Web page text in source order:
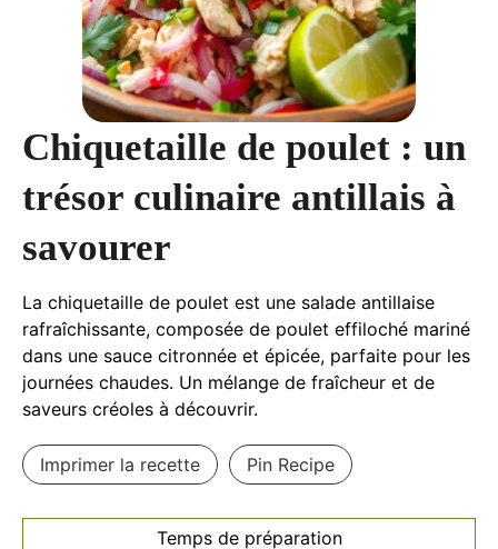
Chiquetaille de poulet : un
trésor culinaire antillais à
savourer
La chiquetaille de poulet est une salade antillaise
rafraîchissante, composée de poulet effiloché mariné
dans une sauce citronnée et épicée, parfaite pour les
journées chaudes. Un mélange de fraîcheur et de
saveurs créoles à découvrir.
Imprimer la recette Pin Recipe
Temps de préparation